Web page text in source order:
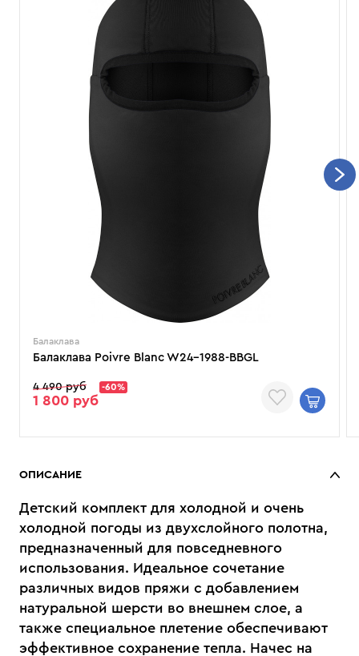
Балаклава
Балаклава Poivre Blanc W24-1988-BBGL
4 490 руб -60%
1 800 руб
ОПИСАНИЕ
Детский комплект для холодной и очень
холодной погоды из двухслойного полотна,
предназначенный для повседневного
использования. Идеальное сочетание
различных видов пряжи с добавлением
натуральной шерсти во внешнем слое, а
также специальное плетение обеспечивают
эффективное сохранение тепла. Начес на